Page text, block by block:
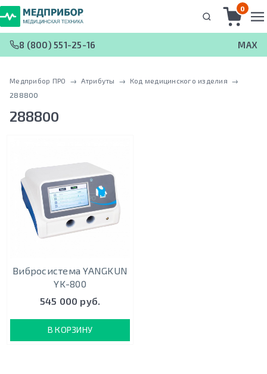
0
8 (800) 551-25-16 MAX
Медприбор ПРО → Атрибуты → Код медицинского изделия →
288800
288800
Вибросистема YANGKUN
YK-800
545 000 руб.
В КОРЗИНУ